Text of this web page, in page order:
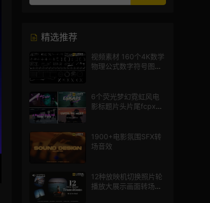
精选推荐
视频素材 160个4K数学
物理公式数字符号图标
6个荧光梦幻霓虹风电
影标题片头片尾fcpx插
1900+电影氛围SFX转
场音效
12种放映机切换照片轮
播放大展示画面转场动